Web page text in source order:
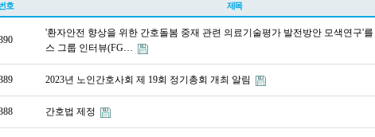
호 제목
'환자안전 향상을 위한 간호돌봄 중재 관련 의료기술평가 발전방안 모색연구'
스 그룹 인터뷰(FG…
2023년 노인간호사회 제 19회 정기총회 개최 알림
간호법 제정